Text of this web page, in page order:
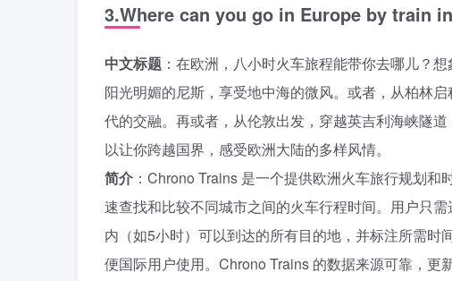
3.Where can you go in Europe by train
中文标题 ：在欧洲，八小时火车旅程能带你去哪儿？
阳光明媚的尼斯，享受地中海的微风。或者，从柏林
代的交融。再或者，从伦敦出发，穿越英吉利海峡隧
以让你跨越国界，感受欧洲大陆的多样风情。
简介 ：Chrono Trains 是一个提供欧洲火车旅行规划
速查找和比较不同城市之间的火车行程时间。用户只
内（如5小时）可以到达的所有目的地，并标注所需
便国际用户使用。Chrono Trains 的数据来源可靠，